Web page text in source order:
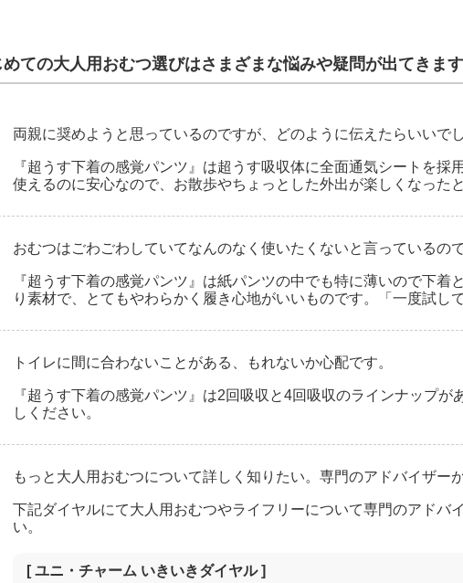
めての大人用おむつ選びはさまざまな悩みや疑問が出てきま
両親に奨めようと思っているのですが、どのように伝えたらいいで
『超うす下着の感覚パンツ』は超うす吸収体に全面通気シートを
使えるのに安心なので、お散歩やちょっとした外出が楽しくなった
おむつはごわごわしていてなんのなく使いたくないと言っているの
『超うす下着の感覚パンツ』は紙パンツの中でも特に薄いので下
り素材で、とてもやわらかく履き心地がいいものです。「一度試し
トイレに間に合わないことがある、もれないか心配です。
『超うす下着の感覚パンツ』は2回吸収と4回吸収のラインナップ
しください。
もっと大人用おむつについて詳しく知りたい。専門のアドバイザー
下記ダイヤルにて大人用おむつやライフリーについて専門のアドバ
い。
[ ユニ・チャーム いきいきダイヤル ]